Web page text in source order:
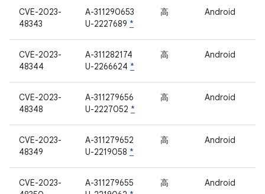
CVE-2023-
48343
A-311290653
U-2227689 *
高 Android
CVE-2023-
48344
A-311282174
U-2266624 *
高 Android
CVE-2023-
48348
A-311279656
U-2227052 *
高 Android
CVE-2023-
48349
A-311279652
U-2219058 *
高 Android
CVE-2023-
A-311279655
高 Android